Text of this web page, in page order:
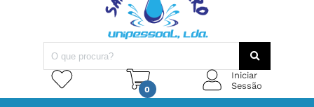
0
Iniciar
Sessão